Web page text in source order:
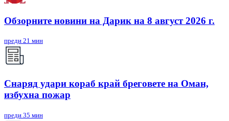
Обзорните новини на Дарик на 8 август 2026 г.
преди 21 мин
Снаряд удари кораб край бреговете на Оман,
избухна пожар
преди 35 мин